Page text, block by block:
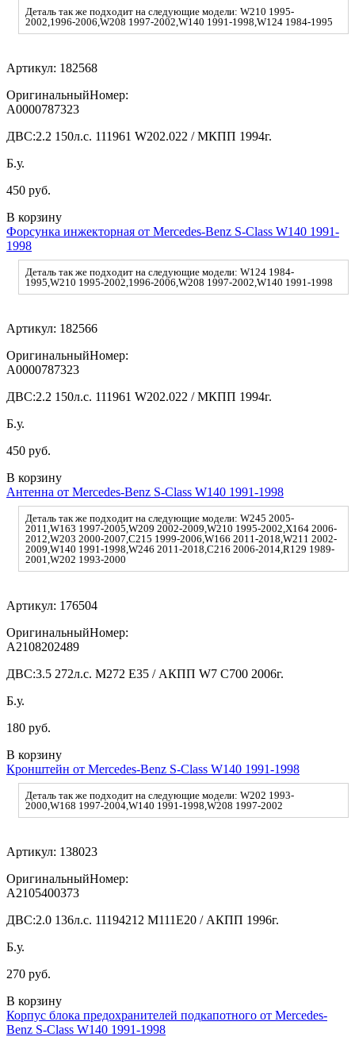
Деталь так же подходит на следующие модели: W210 1995-
2002,1996-2006,W208 1997-2002,W140 1991-1998,W124 1984-1995
Артикул: 182568
ОригинальныйНомер:
A0000787323
ДВС:2.2 150л.с. 111961 W202.022 / МКПП 1994г.
Б.у.
450 руб.
В корзину
Форсунка инжекторная от Mercedes-Benz S-Class W140 1991-
1998
Деталь так же подходит на следующие модели: W124 1984-
1995,W210 1995-2002,1996-2006,W208 1997-2002,W140 1991-1998
Артикул: 182566
ОригинальныйНомер:
A0000787323
ДВС:2.2 150л.с. 111961 W202.022 / МКПП 1994г.
Б.у.
450 руб.
В корзину
Антенна от Mercedes-Benz S-Class W140 1991-1998
Деталь так же подходит на следующие модели: W245 2005-
2011,W163 1997-2005,W209 2002-2009,W210 1995-2002,X164 2006-
2012,W203 2000-2007,С215 1999-2006,W166 2011-2018,W211 2002-
2009,W140 1991-1998,W246 2011-2018,С216 2006-2014,R129 1989-
2001,W202 1993-2000
Артикул: 176504
ОригинальныйНомер:
A2108202489
ДВС:3.5 272л.с. M272 E35 / АКПП W7 C700 2006г.
Б.у.
180 руб.
В корзину
Кронштейн от Mercedes-Benz S-Class W140 1991-1998
Деталь так же подходит на следующие модели: W202 1993-
2000,W168 1997-2004,W140 1991-1998,W208 1997-2002
Артикул: 138023
ОригинальныйНомер:
A2105400373
ДВС:2.0 136л.с. 11194212 M111E20 / АКПП 1996г.
Б.у.
270 руб.
В корзину
Корпус блока предохранителей подкапотного от Mercedes-
Benz S-Class W140 1991-1998